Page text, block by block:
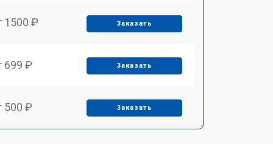
1500 ₽ Заказать
699 ₽ Заказать
500 ₽ Заказать